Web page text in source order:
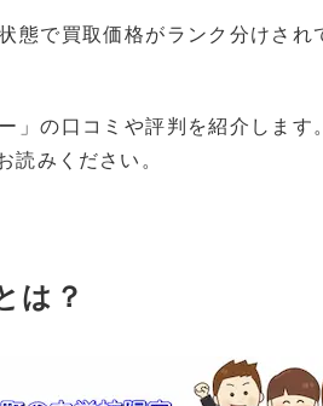
態で買取価格がランク分けさ
」の口コミや評判を紹介しま
みください。
は？